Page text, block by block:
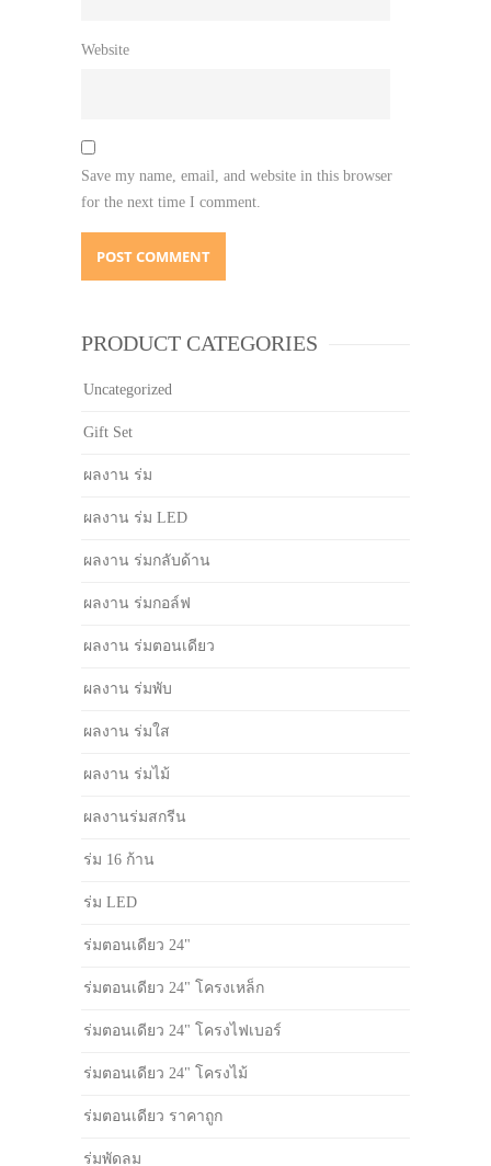
Website
Save my name, email, and website in this browser
for the next time I comment.
PRODUCT CATEGORIES
Uncategorized
Gift Set
ผลงาน ร่ม
ผลงาน ร่ม LED
ผลงาน ร่มกลับด้าน
ผลงาน ร่มกอล์ฟ
ผลงาน ร่มตอนเดียว
ผลงาน ร่มพับ
ผลงาน ร่มใส
ผลงาน ร่มไม้
ผลงานร่มสกรีน
ร่ม 16 ก้าน
ร่ม LED
ร่มตอนเดียว 24"
ร่มตอนเดียว 24" โครงเหล็ก
ร่มตอนเดียว 24" โครงไฟเบอร์
ร่มตอนเดียว 24" โครงไม้
ร่มตอนเดียว ราคาถูก
ร่มพัดลม